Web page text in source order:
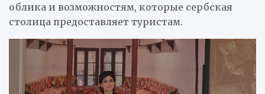
облика и возможностям, которые сербская
столица предоставляет туристам.